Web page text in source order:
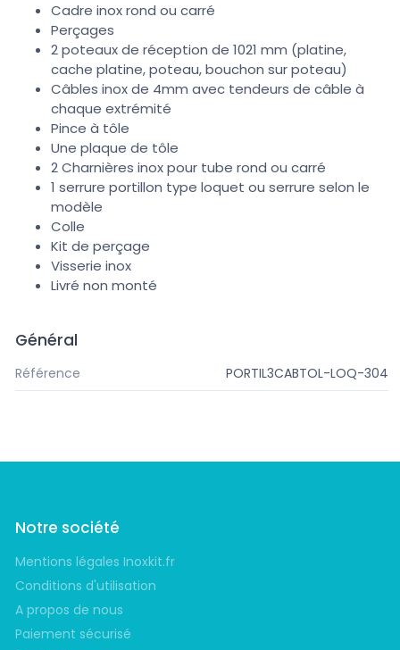
Cadre inox rond ou carré
Perçages
2 poteaux de réception de 1021 mm (platine,
cache platine, poteau, bouchon sur poteau)
Câbles inox de 4mm avec tendeurs de câble à
chaque extrémité
Pince à tôle
Une plaque de tôle
2 Charnières inox pour tube rond ou carré
1 serrure portillon type loquet ou serrure selon le
modèle
Colle
Kit de perçage
Visserie inox
Livré non monté
Général
Référence PORTIL3CABTOL-LOQ-304
Notre société
Mentions légales Inoxkit.fr
Conditions d'utilisation
A propos de nous
Paiement sécurisé